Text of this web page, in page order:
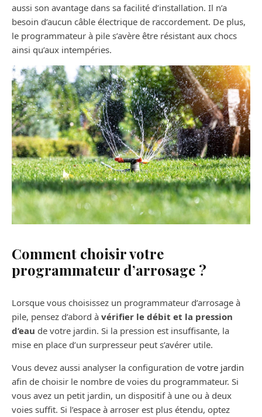
aussi son avantage dans sa facilité d’installation. Il n’a
besoin d’aucun câble électrique de raccordement. De plus,
le programmateur à pile s’avère être résistant aux chocs
ainsi qu’aux intempéries.
Comment choisir votre
programmateur d’arrosage ?
Lorsque vous choisissez un programmateur d’arrosage à
pile, pensez d’abord à vérifier le débit et la pression
d’eau de votre jardin. Si la pression est insuffisante, la
mise en place d’un surpresseur peut s’avérer utile.
Vous devez aussi analyser la configuration de votre jardin
afin de choisir le nombre de voies du programmateur. Si
vous avez un petit jardin, un dispositif à une ou à deux
voies suffit. Si l’espace à arroser est plus étendu, optez